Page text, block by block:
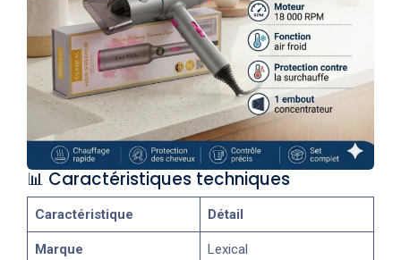
📊 Caractéristiques techniques
Caractéristique Détail
Marque Lexical